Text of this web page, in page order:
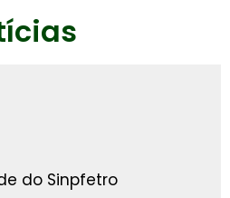
do Sinpfetro